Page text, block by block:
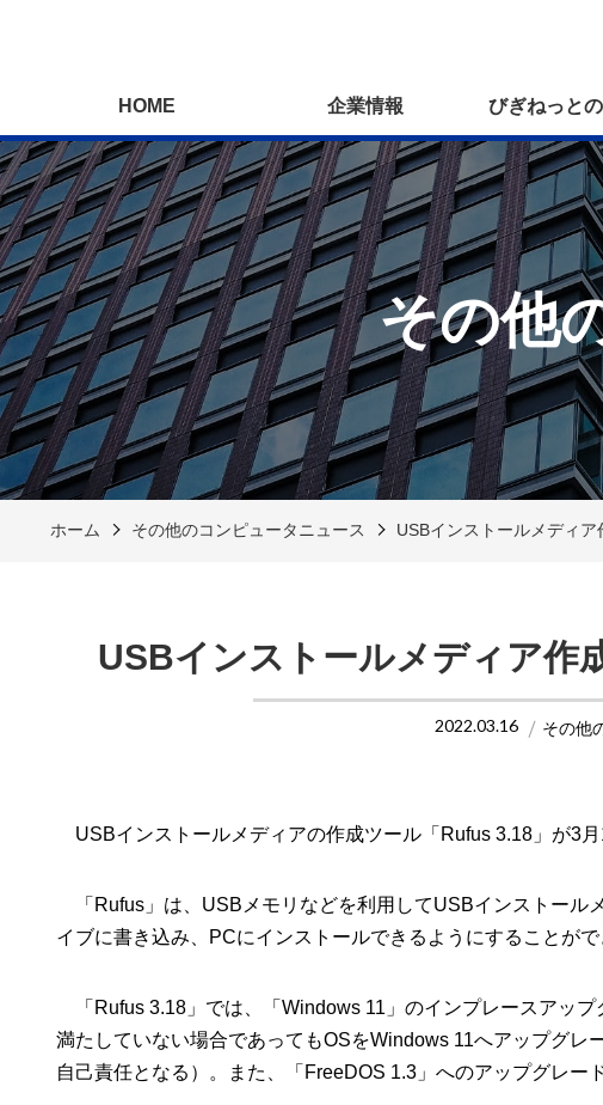
HOME 企業情報 びぎねっと
その他
ホーム その他のコンピュータニュース USBインストールメディ
USBインストールメディア作
2022.03.16 その他
USBインストールメディアの作成ツール「Rufus 3.18」が3月
「Rufus」は、USBメモリなどを利用してUSBインストール
イブに書き込み、PCにインストールできるようにすることがで
「Rufus 3.18」では、「Windows 11」のインプレースアッ
満たしていない場合であってもOSをWindows 11へアップグ
自己責任となる）。また、「FreeDOS 1.3」へのアップグレー